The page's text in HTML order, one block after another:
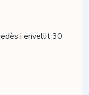
i envellit 30